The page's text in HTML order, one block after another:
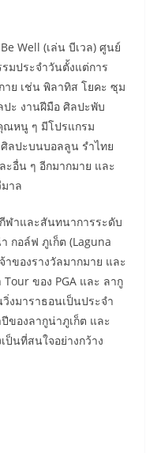
Well (เล่น บีเวล) ศูนย์
มประจำวันตั้งแต่การ
าย เช่น พิลาทิส โยคะ ซุม
ะ งานฝีมือ ศิลปะพับ
ณหนู ๆ มีโปรแกรม
ลปะบนบอลลูน รำไทย
ะอื่น ๆ อีกมากมาย และ
าล
ฬาและสันทนาการระดับ
กอล์ฟ ภูเก็ต (Laguna
ของรางวัลมากมาย และ
ของ PGA และ ลากู
งมาราธอนเป็นประจำ
ของลากูน่าภูเก็ต และ
ป็นที่สนใจอย่างกว้าง